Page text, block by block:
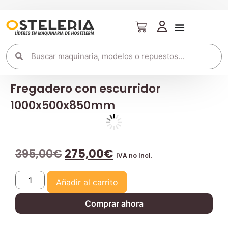
Fregadero con escurridor
1000x500x850mm
395,00€275,00€ IVA no Incl.
Añadir al carrito
Comprar ahora